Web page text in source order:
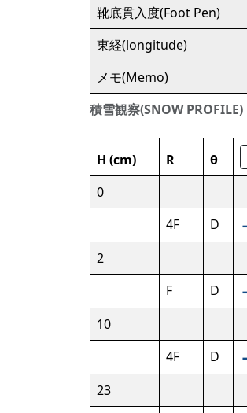
積雪観察(SNOW PROFILE)
靴底貫入度(Foot Pen)
東経(longitude)
メモ(Memo)
H (cm) R θ
0
4F
D
2
F
D
10
4F
D
23